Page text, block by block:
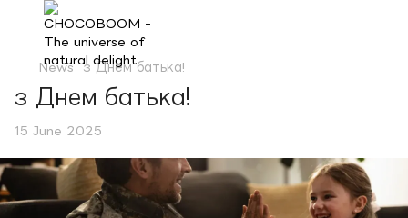
News з Днем батька!
з Днем батька!
15 June 2025